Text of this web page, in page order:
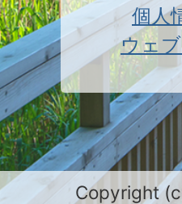
個人
ウェ
Copyright